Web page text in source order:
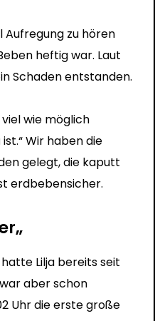
Aufregung zu hören
heftig war. Laut
Schaden entstanden.
wie möglich
Wir haben die
gelegt, die kaputt
erdbebensicher.
„
Lilja bereits seit
aber schon
Uhr die erste große